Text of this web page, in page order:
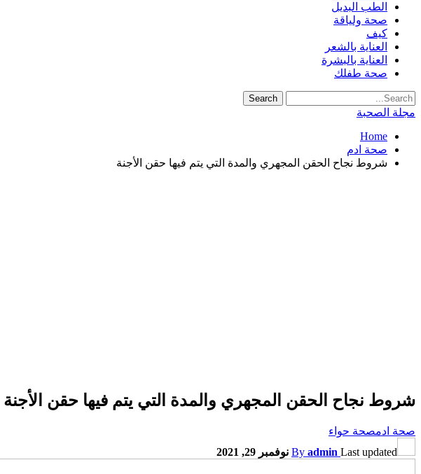
الطب البديل
صحة ولياقة
كيف
العناية بالشعر
العناية بالبشرة
صحة طفلك
مجلة الصحبة
Home
صحة ادم
شروط نجاح الحقن المجهري والمدة التي يتم فيها حقن الأجنة
شروط نجاح الحقن المجهري والمدة التي يتم فيها حقن الأجنة
صحة ادمصحة حواء
By admin Last updated نوفمبر 29, 2021